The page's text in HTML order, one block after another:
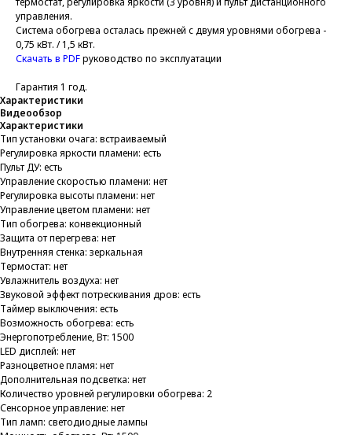
управления.
Cистема обогрева осталась прежней с двумя уровнями обогрева -
0,75 кВт. / 1,5 кВт.
Скачать в PDFруководство по эксплуатации
Гарантия 1 год.
Характеристики
Видеообзор
Характеристики
Тип установки очага: встраиваемый
Регулировка яркости пламени: есть
Пульт ДУ: есть
Управление скоростью пламени: нет
Регулировка высоты пламени: нет
Управление цветом пламени: нет
Тип обогрева: конвекционный
Защита от перегрева: нет
Внутренняя стенка: зеркальная
Термостат: нет
Увлажнитель воздуха: нет
Звуковой эффект потрескивания дров: есть
Таймер выключения: есть
Возможность обогрева: есть
Энергопотребление, Вт: 1500
LED дисплей: нет
Разноцветное пламя: нет
Дополнительная подсветка: нет
Количество уровней регулировки обогрева: 2
Сенсорное управление: нет
Тип ламп: светодиодные лампы